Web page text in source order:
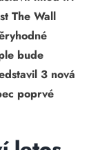
The Wall
bude
3 nová
poprvé